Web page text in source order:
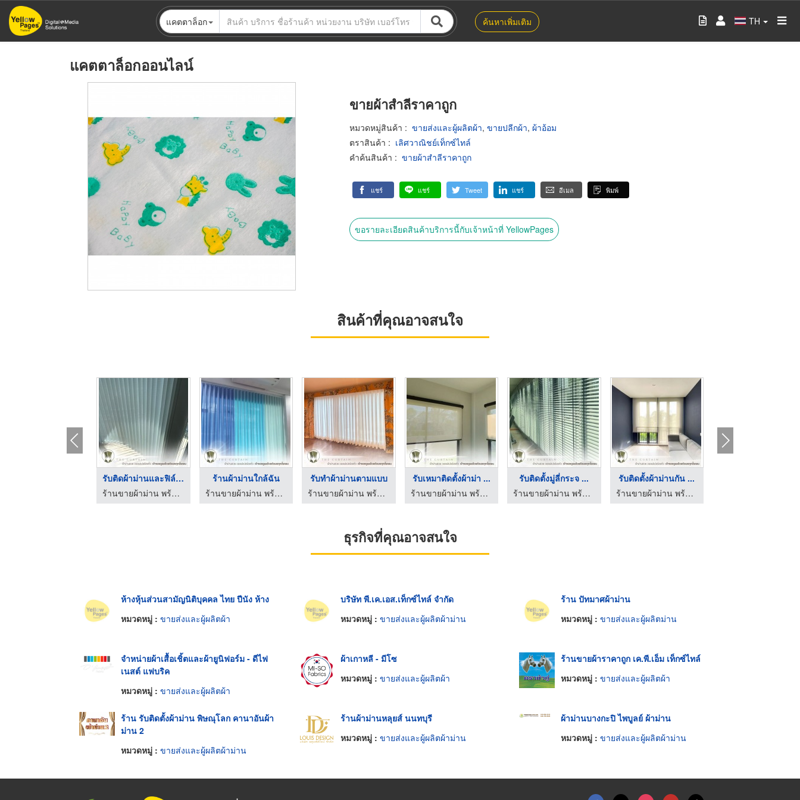
ข้าม
ไป
แคตตาล็อก ค้นหาเพิ่มเติม TH
แคตตาล็อกออนไลน์
ขายผ้าสำลีราคาถูก
หมวดหมู่สินค้า : ขายส่งและผู้ผลิตผ้า, ขายปลีกผ้า, ผ้าอ้อม
ตราสินค้า : เลิศวาณิชย์เท็กซ์ไทล์
คำค้นสินค้า : ขายผ้าสำลีราคาถูก
แชร์ แชร์ Tweet แชร์ อีเมล พิมพ์
ขอรายละเอียดสินค้าบริการนี้กับเจ้าหน้าที่ YellowPages
สินค้าที่คุณอาจสนใจ
รับติดผ้าม่านและฟิล์ ...
ร้านขายผ้าม่าน พร้อมติดตั้ง - The Curtain
ร้านผ้าม่านใกล้ฉัน
ร้านขายผ้าม่าน พร้อมติดตั้ง - The Curtain
รับทำผ้าม่านตามแบบ
ร้านขายผ้าม่าน พร้อมติดตั้ง - The Curtain
รับเหมาติดตั้งผ้าม่า ...
ร้านขายผ้าม่าน พร้อมติดตั้ง - The Curtain
รับติดตั้งมู่ลี่กระจ ...
ร้านขายผ้าม่าน พร้อมติดตั้ง - The Curtain
รับติดตั้งผ้าม่านกัน ...
ร้านขายผ้าม่าน พร้อมติดตั้ง - The Curtain
ธุรกิจที่คุณอาจสนใจ
ห้างหุ้นส่วนสามัญนิติบุคคล ไทย ปีนัง ห้าง
หมวดหมู่ : ขายส่งและผู้ผลิตผ้า
บริษัท พี.เค.เอส.เท็กซ์ไทล์ จำกัด
หมวดหมู่ :ขายส่งและผู้ผลิตผ้าม่าน
ร้าน ปัทมาศผ้าม่าน
หมวดหมู่ : ขายส่งและผู้ผลิตม่าน
จำหน่ายผ้าเสื้อเชิ้ตและผ้ายูนิฟอร์ม - ดีไฟ
เนสต์ แฟบริค
หมวดหมู่ : ขายส่งและผู้ผลิตผ้า
ผ้าเกาหลี - มีโซ
หมวดหมู่ :ขายส่งและผู้ผลิตผ้า
ร้านขายผ้าราคาถูก เค.พี.เอ็ม เท็กซ์ไทล์
หมวดหมู่ : ขายส่งและผู้ผลิตผ้า
ร้าน รับติดตั้งผ้าม่าน พิษณุโลก คานาอันผ้า
ม่าน 2
หมวดหมู่ : ขายส่งและผู้ผลิตผ้าม่าน
ร้านผ้าม่านหลุยส์ นนทบุรี
หมวดหมู่ :ขายส่งและผู้ผลิตผ้าม่าน
ผ้าม่านบางกะปิ ไพบูลย์ ผ้าม่าน
หมวดหมู่ : ขายส่งและผู้ผลิตผ้าม่าน